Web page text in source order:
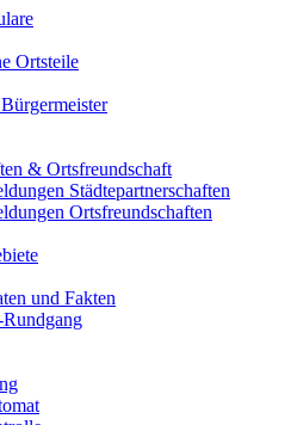
Ortsteile
& Ortsfreundschaft
Städtepartnerschaften
Ortsfreundschaften
und Fakten